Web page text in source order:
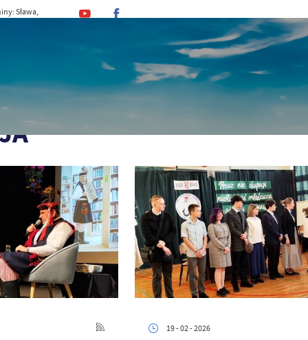
Sława,
DLA MIESZKAŃCA DLA
19 - 02 - 2026